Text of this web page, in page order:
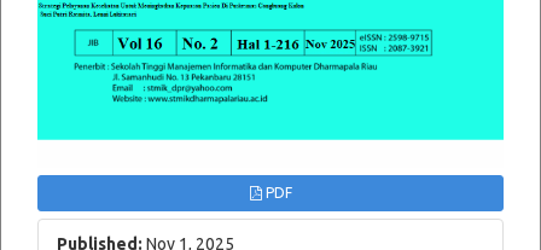
PDF
Published: Nov 1, 2025